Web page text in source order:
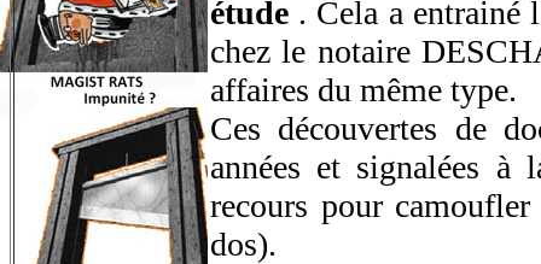
étude . Cela a entrainé
chez le notaire
affaires du même type.
Ces découvertes de
années et signalées
recours pour
dos).